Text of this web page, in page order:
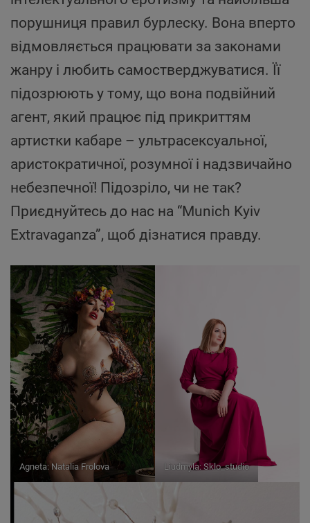
порушниця правил бурлеску. Вона вперто
відмовляється працювати за законами
жанру і любить самостверджуватися. Її
підозрюють у тому, що вона подвійний
агент, який працює під прикриттям
артистки кабаре – ультрасексуальної,
аристократичної, розумної і надзвичайно
небезпечної! Підозріло, чи не так?
Приєднуйтесь до нас на “Munich Kyiv
Extravaganza”, щоб дізнатися правду.
Agneta: Natalia Frolova Liudmyla: Sklo_studio